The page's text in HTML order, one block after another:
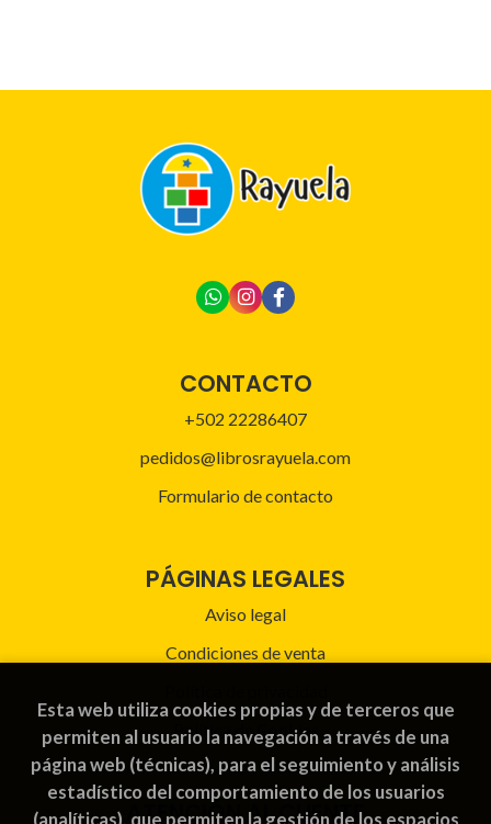
CONTACTO
+502 22286407
pedidos@librosrayuela.com
Formulario de contacto
PÁGINAS LEGALES
Aviso legal
Condiciones de venta
Política de Cookies
ATENCIÓN AL CLIENTE
Esta web utiliza cookies propias y de terceros que
permiten al usuario la navegación a través de una
página web (técnicas), para el seguimiento y análisis
estadístico del comportamiento de los usuarios
(analíticas), que permiten la gestión de los espacios